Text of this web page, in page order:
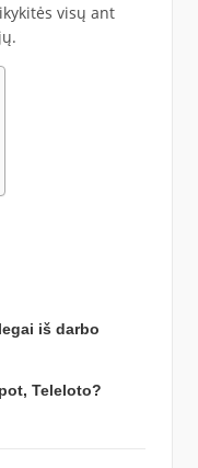
visų ant
iš darbo
Teleloto?